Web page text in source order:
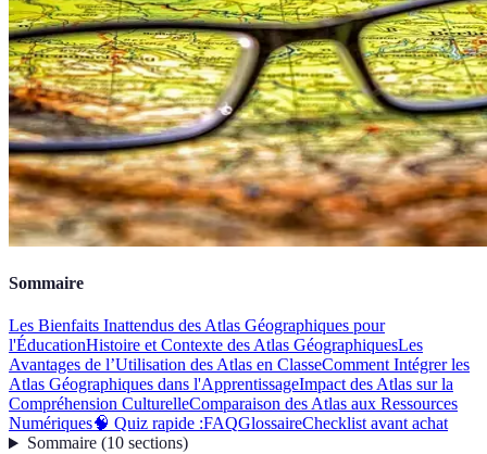
Sommaire
Les Bienfaits Inattendus des Atlas Géographiques pour
l'ÉducationHistoire et Contexte des Atlas GéographiquesLes
Avantages de l’Utilisation des Atlas en ClasseComment Intégrer les
Atlas Géographiques dans l'ApprentissageImpact des Atlas sur la
Compréhension CulturelleComparaison des Atlas aux Ressources
Numériques🧠 Quiz rapide :FAQGlossaireChecklist avant achat
Sommaire(10 sections)